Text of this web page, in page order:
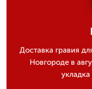
Доставка гравия
Новгороде в